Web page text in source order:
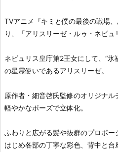
TVアニメ『キミと僕の最後の戦場
り、「アリスリーゼ・ルゥ・ネビ
ネビュリス皇庁第2王女にして、“
の星霊使いであるアリスリーゼ。
原作者・細音啓氏監修のオリジナル
軽やかなポーズで立体化。
ふわりと広がる髪や抜群のプロポ
はじめ各部の丁寧な彩色、背中と